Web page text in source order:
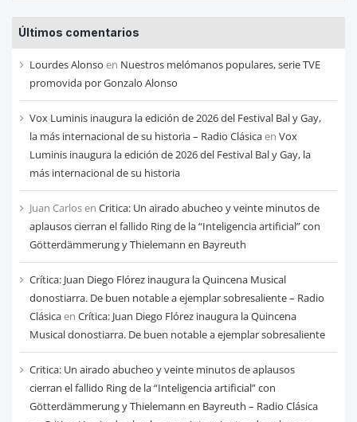
entradas
de
cada
mes
Últimos comentarios
Lourdes Alonso en Nuestros melómanos populares, serie TVE
promovida por Gonzalo Alonso
Vox Luminis inaugura la edición de 2026 del Festival Bal y Gay,
la más internacional de su historia – Radio Clásicaen Vox
Luminis inaugura la edición de 2026 del Festival Bal y Gay, la
más internacional de su historia
Juan Carlosen Critica: Un airado abucheo y veinte minutos de
aplausos cierran el fallido Ring de la “Inteligencia artificial” con
Götterdämmerung y Thielemann en Bayreuth
Crítica: Juan Diego Flórez inaugura la Quincena Musical
donostiarra. De buen notable a ejemplar sobresaliente – Radio
Clásicaen Crítica: Juan Diego Flórez inaugura la Quincena
Musical donostiarra. De buen notable a ejemplar sobresaliente
Critica: Un airado abucheo y veinte minutos de aplausos
cierran el fallido Ring de la “Inteligencia artificial” con
Götterdämmerung y Thielemann en Bayreuth – Radio Clásica